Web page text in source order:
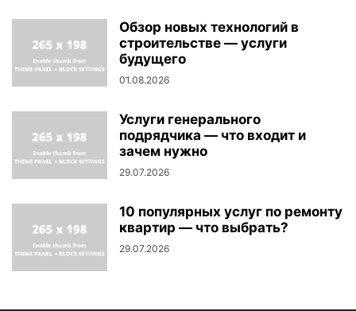
Обзор новых технологий в
строительстве — услуги
будущего
01.08.2026
Услуги генерального
подрядчика — что входит и
зачем нужно
29.07.2026
10 популярных услуг по ремонту
квартир — что выбрать?
29.07.2026